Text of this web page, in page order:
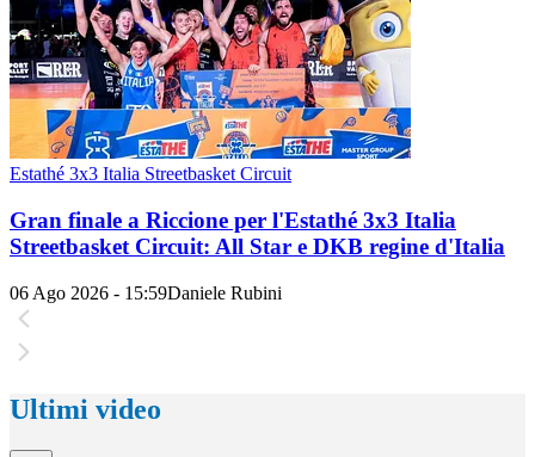
Estathé 3x3 Italia Streetbasket Circuit
Gran finale a Riccione per l'Estathé 3x3 Italia
Streetbasket Circuit: All Star e DKB regine d'Italia
06 Ago 2026 - 15:59Daniele Rubini
Ultimi video